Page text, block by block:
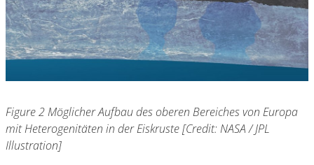
Figure 2 Möglicher Aufbau des oberen Bereiches von Europa
mit Heterogenitäten in der Eiskruste [Credit: NASA / JPL
Illustration]